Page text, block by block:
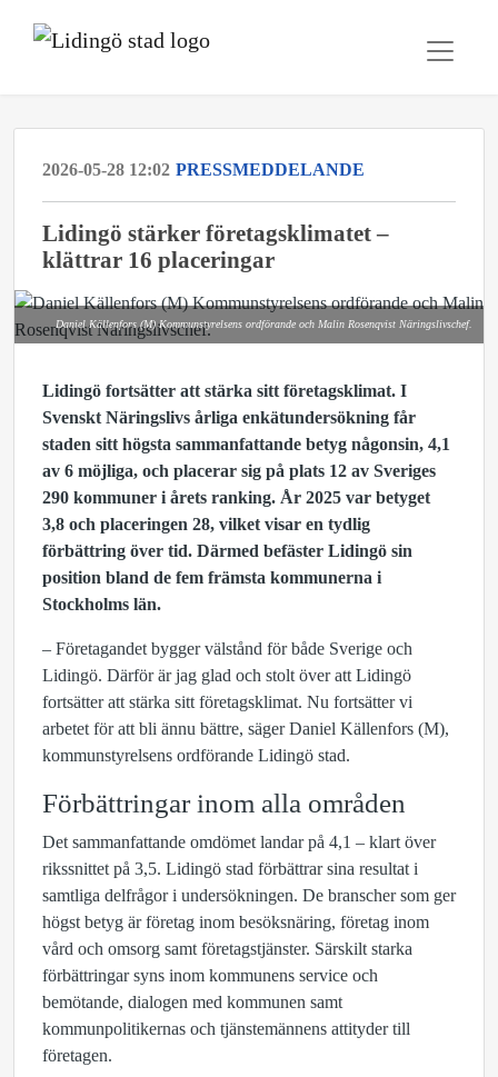
2026-05-28 12:02 PRESSMEDDELANDE
Lidingö stärker företagsklimatet –
klättrar 16 placeringar
Daniel Källenfors (M) Kommunstyrelsens ordförande och Malin Rosenqvist Näringslivschef.
Lidingö fortsätter att stärka sitt företagsklimat. I
Svenskt Näringslivs årliga enkätundersökning får
staden sitt högsta sammanfattande betyg någonsin, 4,1
av 6 möjliga, och placerar sig på plats 12 av Sveriges
290 kommuner i årets ranking. År 2025 var betyget
3,8 och placeringen 28, vilket visar en tydlig
förbättring över tid. Därmed befäster Lidingö sin
position bland de fem främsta kommunerna i
Stockholms län.
– Företagandet bygger välstånd för både Sverige och
Lidingö. Därför är jag glad och stolt över att Lidingö
fortsätter att stärka sitt företagsklimat. Nu fortsätter vi
arbetet för att bli ännu bättre, säger Daniel Källenfors (M),
kommunstyrelsens ordförande Lidingö stad.
Förbättringar inom alla områden
Det sammanfattande omdömet landar på 4,1 – klart över
rikssnittet på 3,5. Lidingö stad förbättrar sina resultat i
samtliga delfrågor i undersökningen. De branscher som ger
högst betyg är företag inom besöksnäring, företag inom
vård och omsorg samt företagstjänster. Särskilt starka
förbättringar syns inom kommunens service och
bemötande, dialogen med kommunen samt
kommunpolitikernas och tjänstemännens attityder till
företagen.